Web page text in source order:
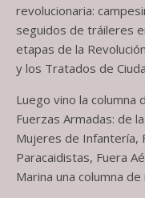
revolucionaria:
seguidos de tráileres
etapas de la
y los Tratados de
Luego vino la columna
Fuerzas Armadas: de
Mujeres de Infantería,
Paracaidistas, Fuera
Marina una columna